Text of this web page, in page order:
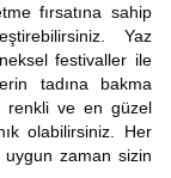
fırsatına sahip
Yaz
festivaller ile
tadına bakma
renkli ve en güzel
olabilirsiniz. Her
zaman sizin